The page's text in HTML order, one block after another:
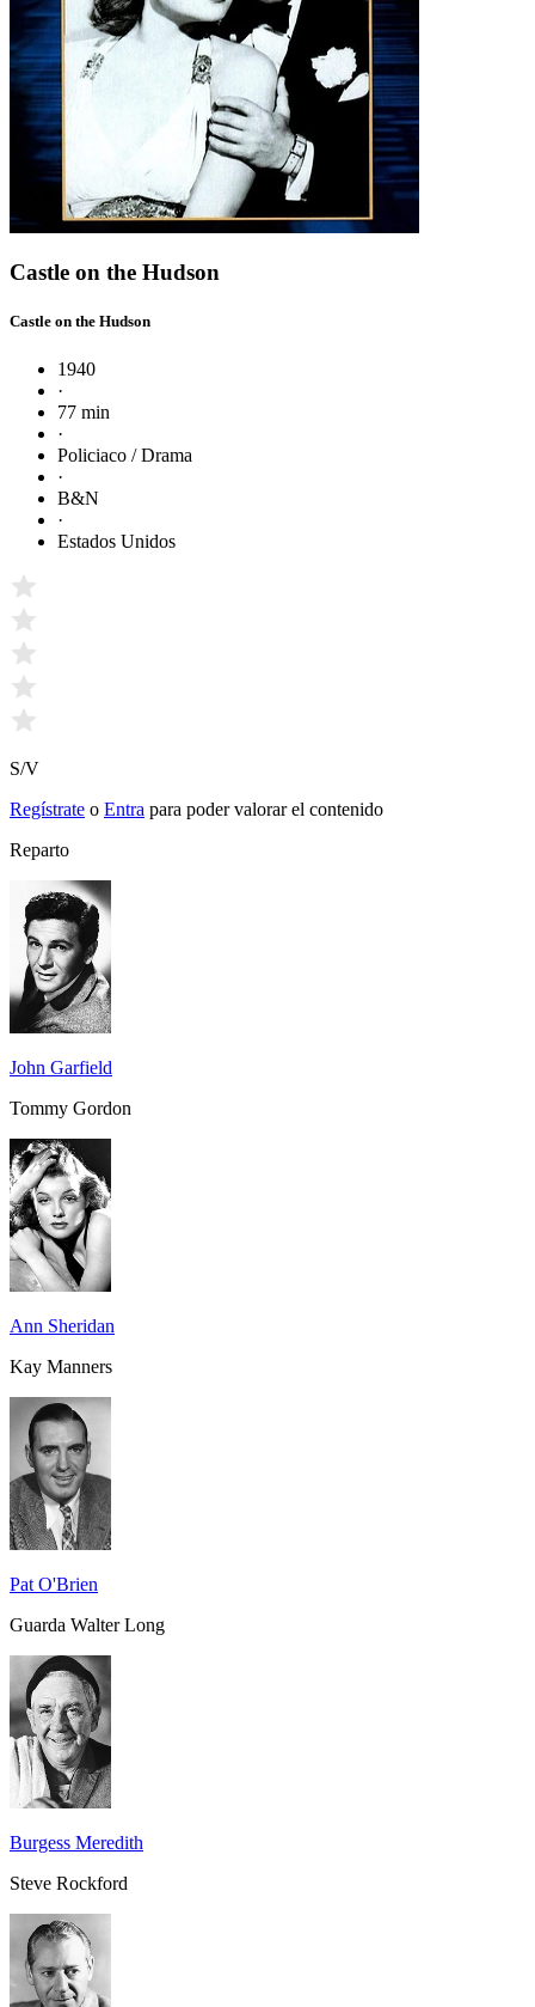
Castle on the Hudson
Castle on the Hudson
1940
·
77 min
·
Policiaco / Drama
·
B&N
·
Estados Unidos
S/V
Regístrate o Entra para poder valorar el contenido
Reparto
John Garfield
Tommy Gordon
Ann Sheridan
Kay Manners
Pat O'Brien
Guarda Walter Long
Burgess Meredith
Steve Rockford